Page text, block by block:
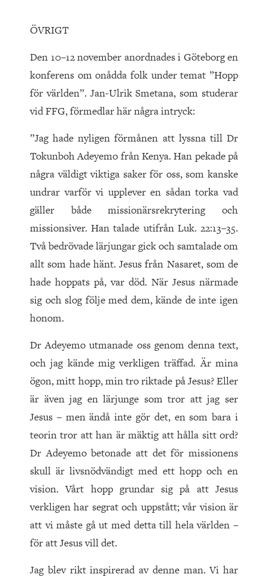
ÖVRIGT
Den 10–12 november anordnades i Göteborg en
konferens om onådda folk under temat ”Hopp
för världen”. Jan-Ulrik Smetana, som studerar
vid FFG, förmedlar här några intryck:
”Jag hade nyligen förmånen att lyssna till Dr
Tokunboh Adeyemo från Kenya. Han pekade på
några väldigt viktiga saker för oss, som kanske
undrar varför vi upplever en sådan torka vad
gäller både missionärsrekrytering och
missionsiver. Han talade utifrån Luk. 22:13–35.
Två bedrövade lärjungar gick och samtalade om
allt som hade hänt. Jesus från Nasaret, som de
hade hoppats på, var död. När Jesus närmade
sig och slog följe med dem, kände de inte igen
honom.
Dr Adeyemo utmanade oss genom denna text,
och jag kände mig verkligen träffad. Är mina
ögon, mitt hopp, min tro riktade på Jesus? Eller
är även jag en lärjunge som tror att jag ser
Jesus – men ändå inte gör det, en som bara i
teorin tror att han är mäktig att hålla sitt ord?
Dr Adeyemo betonade att det för missionens
skull är livsnödvändigt med ett hopp och en
vision. Vårt hopp grundar sig på att Jesus
verkligen har segrat och uppstått; vår vision är
att vi måste gå ut med detta till hela världen –
för att Jesus vill det.
Jag blev rikt inspirerad av denne man. Vi har